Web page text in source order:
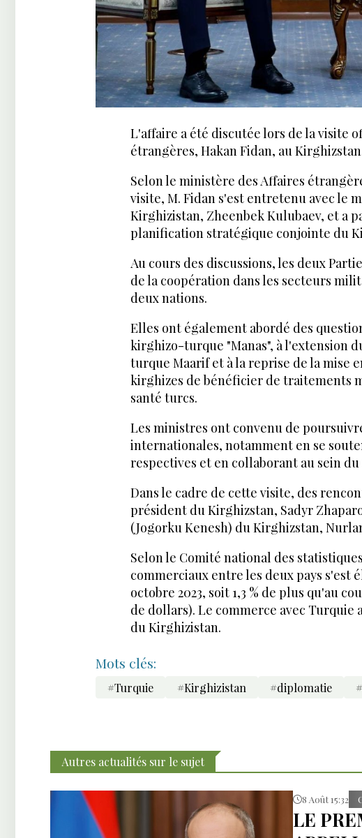
L'affaire a été discutée lors de la visite
étrangères, Hakan Fidan, au
Selon le ministère des Affaires
visite, M. Fidan s'est entretenu avec le
Kirghizistan, Zheenbek Kulubaev, et a
planification stratégique conjointe du
Au cours des discussions, les deux
de la coopération dans les secteurs
deux nations.
Elles ont également abordé des
kirghizo-turque "Manas", à l'extension
turque Maarif et à la reprise de la mise
kirghizes de bénéficier de traitements
santé turcs.
Les ministres ont convenu de
internationales, notamment en se
respectives et en collaborant au sein
Dans le cadre de cette visite, des
président du Kirghizstan, Sadyr
(Jogorku Kenesh) du Kirghizstan,
Selon le Comité national des
commerciaux entre les deux pays s'est
octobre 2023, soit 1,3 % de plus qu'au
de dollars). Le commerce avec
du Kirghizistan.
Mots clés:
#Turquie #Kirghizistan #diplomatie
Autres actualités sur le sujet
8 Août 15:32
LE